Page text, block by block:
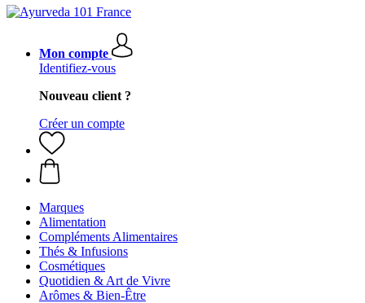
Mon compte
Identifiez-vous
Nouveau client ?
Créer un compte
Marques
Alimentation
Compléments Alimentaires
Thés & Infusions
Cosmétiques
Quotidien & Art de Vivre
Arômes & Bien-Être